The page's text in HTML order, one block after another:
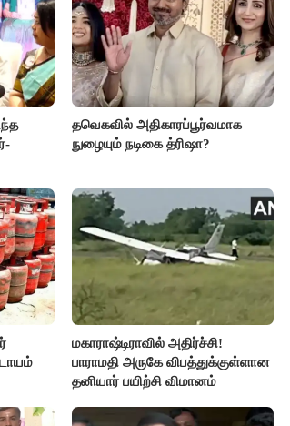
தவெகவில் அதிகாரப்பூர்வமாக
நுழையும் நடிகை த்ரிஷா?
மகாராஷ்டிராவில் அதிர்ச்சி!
பாராமதி அருகே விபத்துக்குள்ளான
தனியார் பயிற்சி விமானம்